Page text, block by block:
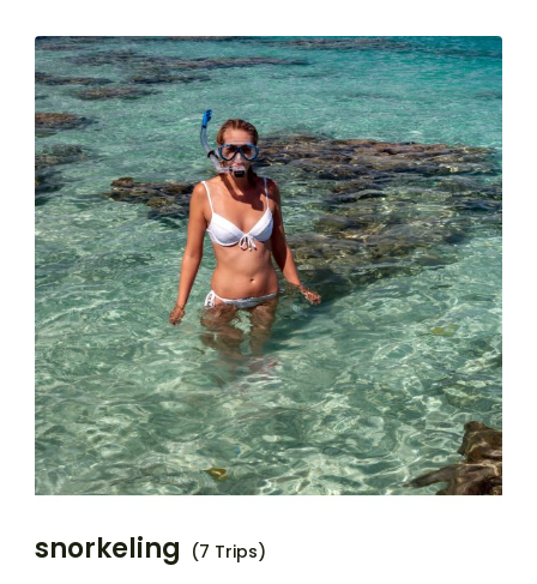
snorkeling (7 Trips)